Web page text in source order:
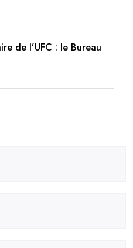
de l’UFC : le Bureau